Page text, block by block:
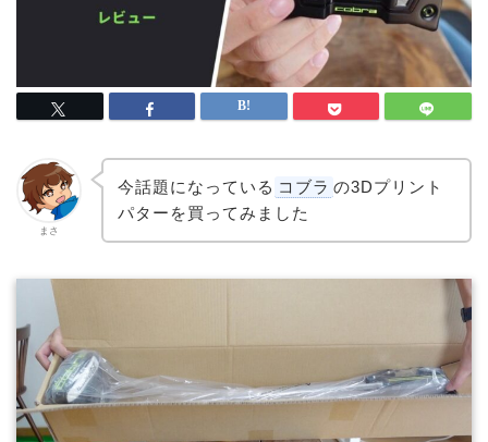
まさ
今話題になっている コブラ の3Dプリント
パターを買ってみました